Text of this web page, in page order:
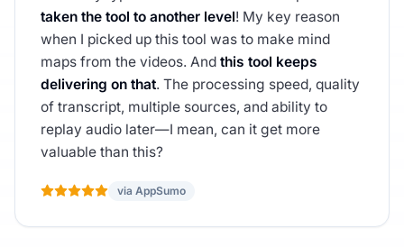
taken the tool to another level! My key reason
when I picked up this tool was to make mind
maps from the videos. And this tool keeps
delivering on that. The processing speed, quality
of transcript, multiple sources, and ability to
replay audio later—I mean, can it get more
valuable than this?
via AppSumo